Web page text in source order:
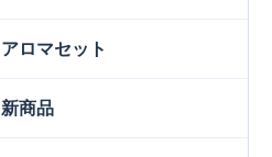
アロマセット
新商品